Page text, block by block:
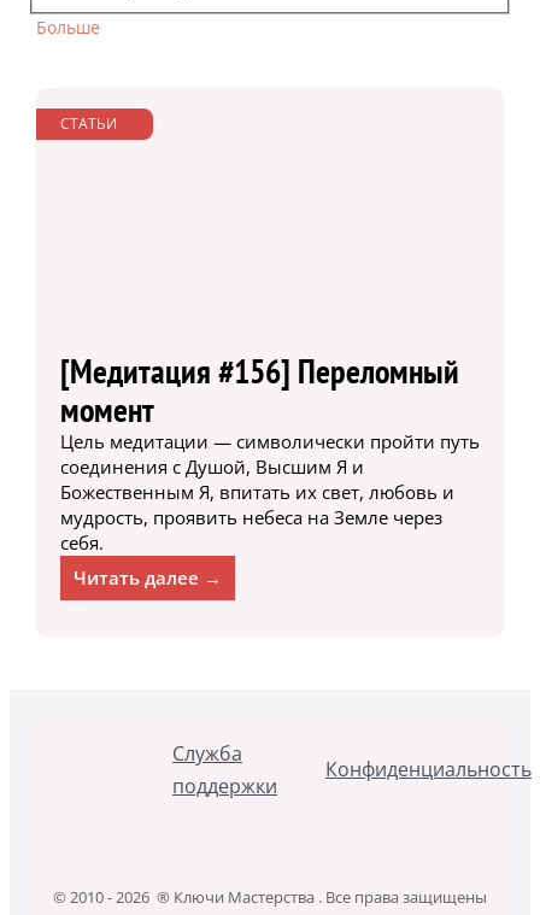
Больше
СТАТЬИ
[Медитация #156] Переломный
момент
Цель медитации — символически пройти путь
соединения с Душой, Высшим Я и
Божественным Я, впитать их свет, любовь и
мудрость, проявить небеса на Земле через
себя.
Читать далее →
Служба
поддержки
Конфиденциальность
© 2010 - 2026 ® Ключи Мастерства . Все права защищены